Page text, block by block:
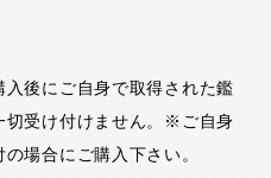
後にご自身で取得された鑑
切受け付けません。※ご自身
場合にご購入下さい。